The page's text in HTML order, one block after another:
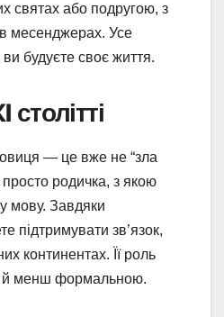
святах або подругою, з
месенджерах. Усе
ви будуєте своє життя.
— це вже не “зла
просто родичка, з якою
мову. Завдяки
підтримувати зв’язок,
континентах. Її роль
й менш формальною.